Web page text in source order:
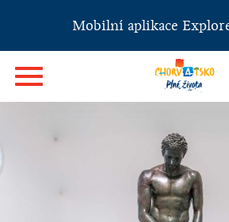
Mobilní aplikace